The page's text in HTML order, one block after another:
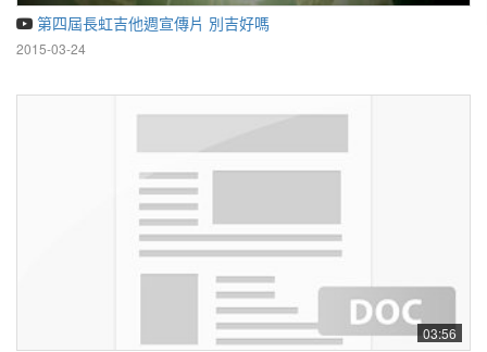
第四屆長虹吉他週宣傳片 別吉好嗎
2015-03-24
03:56